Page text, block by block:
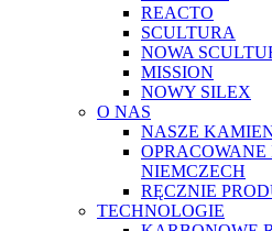
REACTO
SCULTURA
NOWA
MISSION
NOWY SILEX
O NAS
NASZE
NIEMCZECH
RĘCZNIE
TECHNOLOGIE